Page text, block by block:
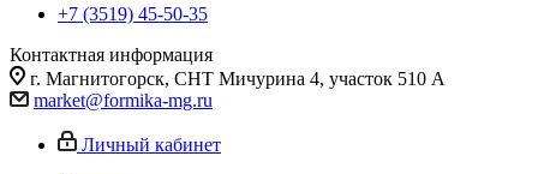
+7 (3519) 45-50-35
Контактная информация
г. Магнитогорск, СНТ Мичурина 4, участок 510 А
market@formika-mg.ru
Личный кабинет